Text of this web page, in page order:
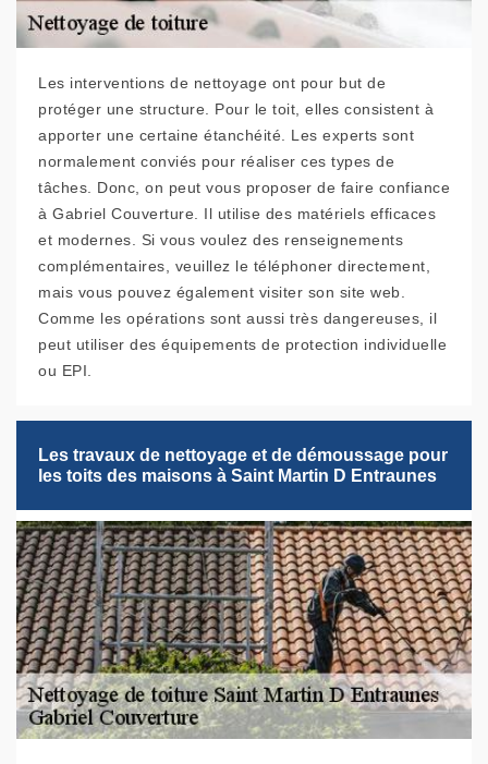
Les interventions de nettoyage ont pour but de
protéger une structure. Pour le toit, elles consistent à
apporter une certaine étanchéité. Les experts sont
normalement conviés pour réaliser ces types de
tâches. Donc, on peut vous proposer de faire confiance
à Gabriel Couverture. Il utilise des matériels efficaces
et modernes. Si vous voulez des renseignements
complémentaires, veuillez le téléphoner directement,
mais vous pouvez également visiter son site web.
Comme les opérations sont aussi très dangereuses, il
peut utiliser des équipements de protection individuelle
ou EPI.
Les travaux de nettoyage et de démoussage pour
les toits des maisons à Saint Martin D Entraunes